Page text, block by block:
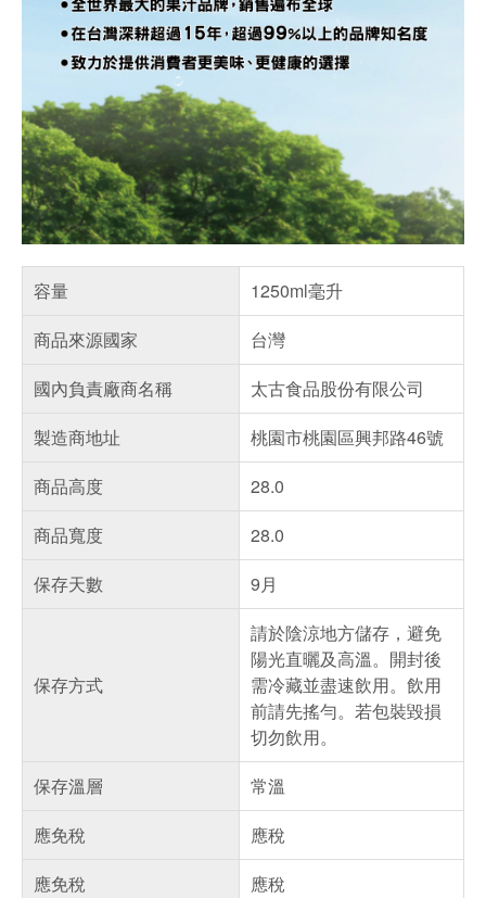
容量
1250ml毫升
商品來源國家
台灣
國內負責廠商名稱
太古食品股份有限公司
製造商地址
桃園市桃園區興邦路46號
商品高度
28.0
商品寬度
28.0
保存天數
9月
保存方式
請於陰涼地方儲存，避免
陽光直曬及高溫。開封後
需冷藏並盡速飲用。飲用
前請先搖勻。若包裝毀損
切勿飲用。
保存溫層
常溫
應免稅
應稅
應免稅
應稅